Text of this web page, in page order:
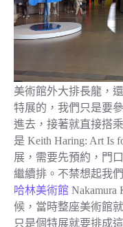
美術館外大排長龍，
特展的，我們只是要
進去，接著就直接搭
是 Keith Haring: Art Is
展，需要先預約，門
繼續排。不禁想起我
哈林美術館 Nakamura
候，當時整座美術館
只是個特展就要排成